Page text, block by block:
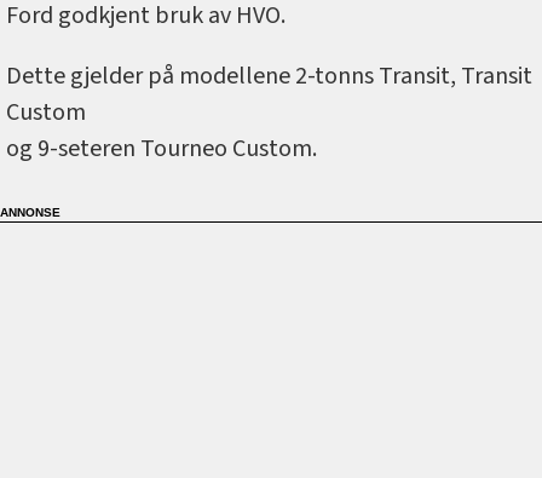
Ford godkjent bruk av HVO.
Dette gjelder på modellene 2-tonns Transit, Transit
Custom
og 9-seteren Tourneo Custom.